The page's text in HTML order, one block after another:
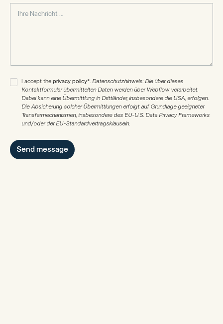
I accept theprivacy policy*. Datenschutzhinweis: Die über dieses
Kontaktformular übermittelten Daten werden über Webflow verarbeitet.
Dabei kann eine Übermittlung in Drittländer, insbesondere die USA, erfolgen.
Die Absicherung solcher Übermittlungen erfolgt auf Grundlage geeigneter
Transfermechanismen, insbesondere des EU-U.S. Data Privacy Frameworks
und/oder der EU-Standardvertragsklauseln.